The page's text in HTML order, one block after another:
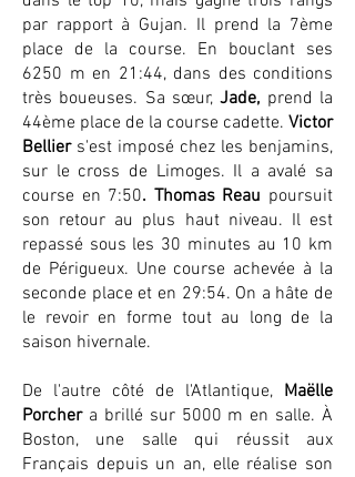
par rapport à Gujan. Il prend la 7ème
place de la course. En bouclant ses
6250 m en 21:44, dans des conditions
très boueuses. Sa sœur,Jade, prend la
44ème place de la course cadette. Victor
Belliers'est imposé chez les benjamins,
sur le cross de Limoges. Il a avalé sa
course en 7:50. Thomas Reau poursuit
son retour au plus haut niveau. Il est
repassé sous les 30 minutes au 10 km
de Périgueux. Une course achevée à la
seconde place et en 29:54. On a hâte de
le revoir en forme tout au long de la
saison hivernale.
De l'autre côté de l'Atlantique, Maëlle
Porchera brillé sur 5000 m en salle. À
Boston, une salle qui réussit aux
Français depuis un an, elle réalise son